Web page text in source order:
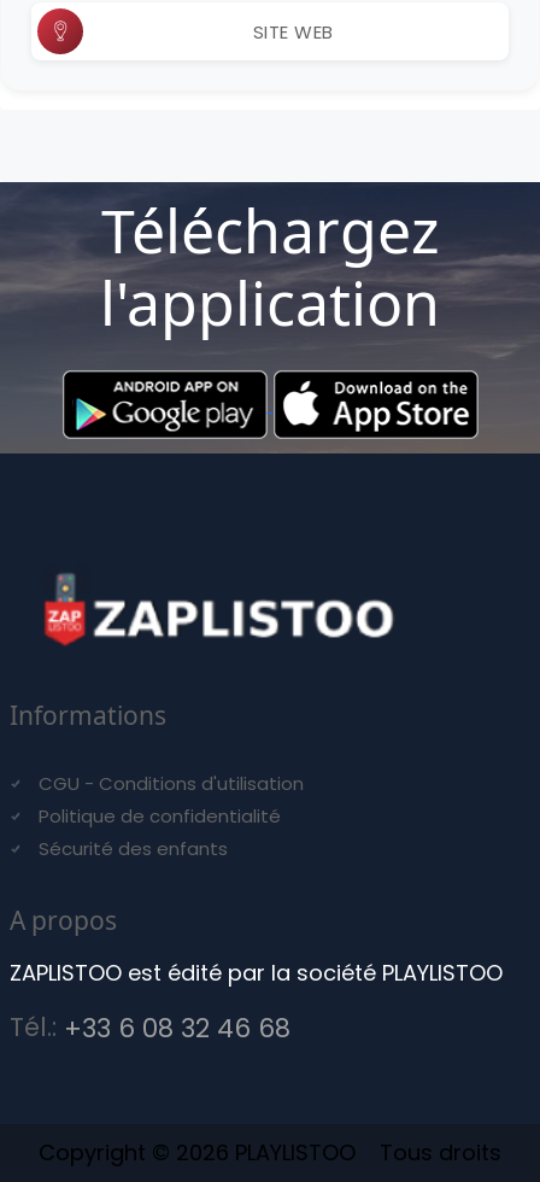
SITE WEB
Téléchargez
l'application
Informations
CGU - Conditions d'utilisation
Politique de confidentialité
Sécurité des enfants
A propos
ZAPLISTOO est édité par la société PLAYLISTOO
Tél.: +33 6 08 32 46 68
Copyright © 2026 PLAYLISTOO Tous droits